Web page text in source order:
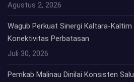
Agustus 2, 2026
Wagub Perkuat Sinergi Kaltara-
Konektivitas Perbatasan
Juli 30, 2026
Pemkab Malinau Dinilai Konsisten